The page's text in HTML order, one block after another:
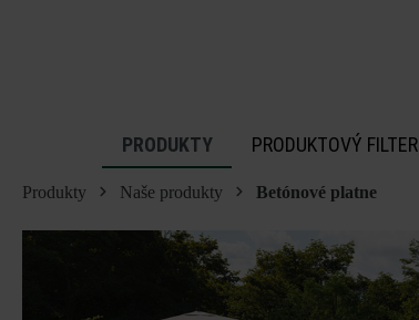
PRODUKTY PRODUKTOVÝ FILTER
Produkty Naše produkty Betónové platne